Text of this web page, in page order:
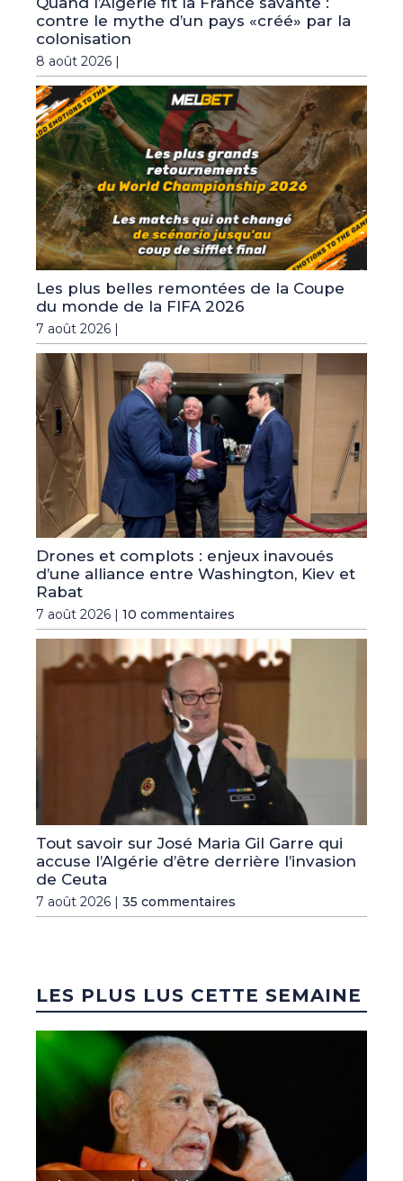
contre le mythe d’un pays «créé» par la
colonisation
8 août 2026 |
Les plus belles remontées de la Coupe
du monde de la FIFA 2026
7 août 2026 |
Drones et complots : enjeux inavoués
d’une alliance entre Washington, Kiev et
Rabat
7 août 2026 | 10 commentaires
Tout savoir sur José Maria Gil Garre qui
accuse l’Algérie d’être derrière l’invasion
de Ceuta
7 août 2026 | 35 commentaires
LES PLUS LUS CETTE SEMAINE